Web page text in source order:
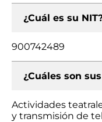
¿Cuál es su
900742489
¿Cuáles son
Actividades
y transmisión de